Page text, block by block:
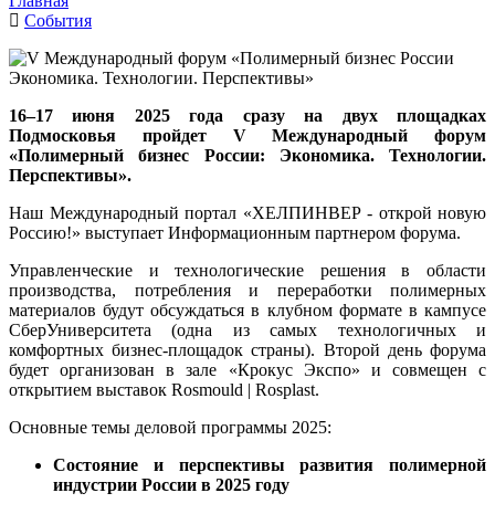
События
16–17 июня 2025 года сразу на двух площадках
Подмосковья пройдет V Международный форум
«Полимерный бизнес России: Экономика. Технологии.
Перспективы».
Наш Международный портал «ХЕЛПИНВЕР - открой новую
Россию!» выступает Информационным партнером форума.
Управленческие и технологические решения в области
производства, потребления и переработки полимерных
материалов будут обсуждаться в клубном формате в кампусе
СберУниверситета (одна из самых технологичных и
комфортных бизнес-площадок страны). Второй день форума
будет организован в зале «Крокус Экспо» и совмещен с
открытием выставок Rosmould | Rosplast.
Основные темы деловой программы 2025:
Состояние и перспективы развития полимерной
индустрии России в 2025 году